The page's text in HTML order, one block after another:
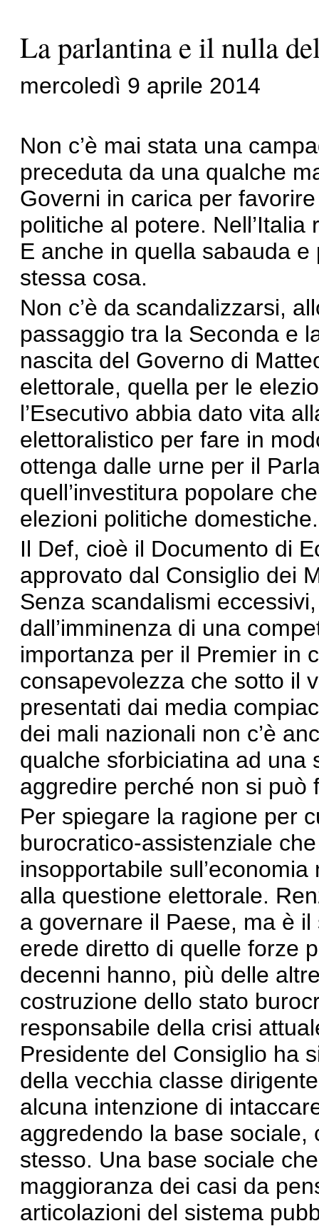
La parlantina e il nulla
mercoledì 9 aprile 2014
Non c’è mai stata una
preceduta da una qualche
Governi in carica per
politiche al potere.
E anche in quella sabauda
stessa cosa.
Non c’è da scandalizzarsi,
passaggio tra la Seconda e
nascita del Governo di
elettorale, quella per le
l’Esecutivo abbia dato vita
elettoralistico per fare in
ottenga dalle urne per il
quell’investitura popolare
elezioni politiche domestiche.
Il Def, cioè il Documento di
approvato dal Consiglio dei
Senza scandalismi
dall’imminenza di una
importanza per il Premier in
consapevolezza che sotto il
presentati dai media
dei mali nazionali non c’è
qualche sforbiciatina ad una
aggredire perché non si può
Per spiegare la ragione per
burocratico-assistenziale
insopportabile
alla questione elettorale.
a governare il Paese, ma è
erede diretto di quelle forze
decenni hanno, più delle
costruzione dello stato
responsabile della crisi
Presidente del Consiglio ha
della vecchia classe
alcuna intenzione di
aggredendo la base sociale,
stesso. Una base sociale
maggioranza dei casi da
articolazioni del sistema